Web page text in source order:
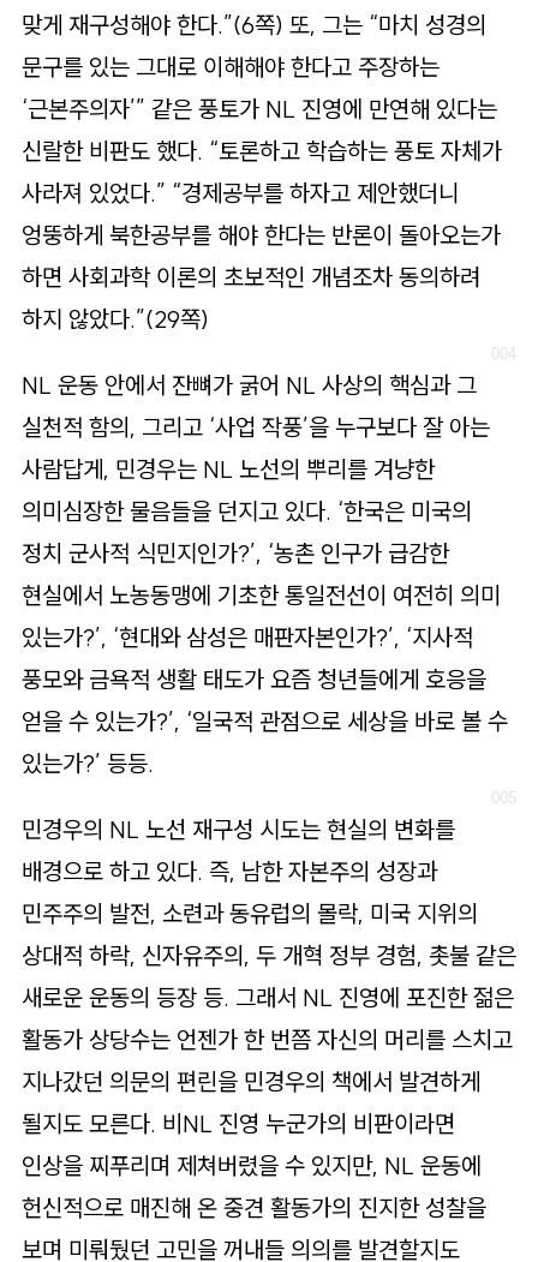
맞게 재구성해야 한다.”(6쪽) 또, 그는 “마치 성경의
문구를 있는 그대로 이해해야 한다고 주장하는
‘근본주의자’” 같은 풍토가 NL 진영에 만연해 있다는
신랄한 비판도 했다. “토론하고 학습하는 풍토 자체가
사라져 있었다.” “경제공부를 하자고 제안했더니
엉뚱하게 북한공부를 해야 한다는 반론이 돌아오는가
하면 사회과학 이론의 초보적인 개념조차 동의하려
하지 않았다.”(29쪽)
NL 운동 안에서 잔뼈가 굵어 NL 사상의 핵심과 그
실천적 함의, 그리고 ‘사업 작풍’을 누구보다 잘 아는
사람답게, 민경우는 NL 노선의 뿌리를 겨냥한
의미심장한 물음들을 던지고 있다. ‘한국은 미국의
정치 군사적 식민지인가?’, ‘농촌 인구가 급감한
현실에서 노농동맹에 기초한 통일전선이 여전히 의미
있는가?’, ‘현대와 삼성은 매판자본인가?’, ‘지사적
풍모와 금욕적 생활 태도가 요즘 청년들에게 호응을
얻을 수 있는가?’, ‘일국적 관점으로 세상을 바로 볼 수
있는가?’ 등등.
민경우의 NL 노선 재구성 시도는 현실의 변화를
배경으로 하고 있다. 즉, 남한 자본주의 성장과
민주주의 발전, 소련과 동유럽의 몰락, 미국 지위의
상대적 하락, 신자유주의, 두 개혁 정부 경험, 촛불 같은
새로운 운동의 등장 등. 그래서 NL 진영에 포진한 젊은
활동가 상당수는 언젠가 한 번쯤 자신의 머리를 스치고
지나갔던 의문의 편린을 민경우의 책에서 발견하게
될지도 모른다. 비NL 진영 누군가의 비판이라면
인상을 찌푸리며 제쳐버렸을 수 있지만, NL 운동에
헌신적으로 매진해 온 중견 활동가의 진지한 성찰을
보며 미뤄뒀던 고민을 꺼내들 의의를 발견할지도